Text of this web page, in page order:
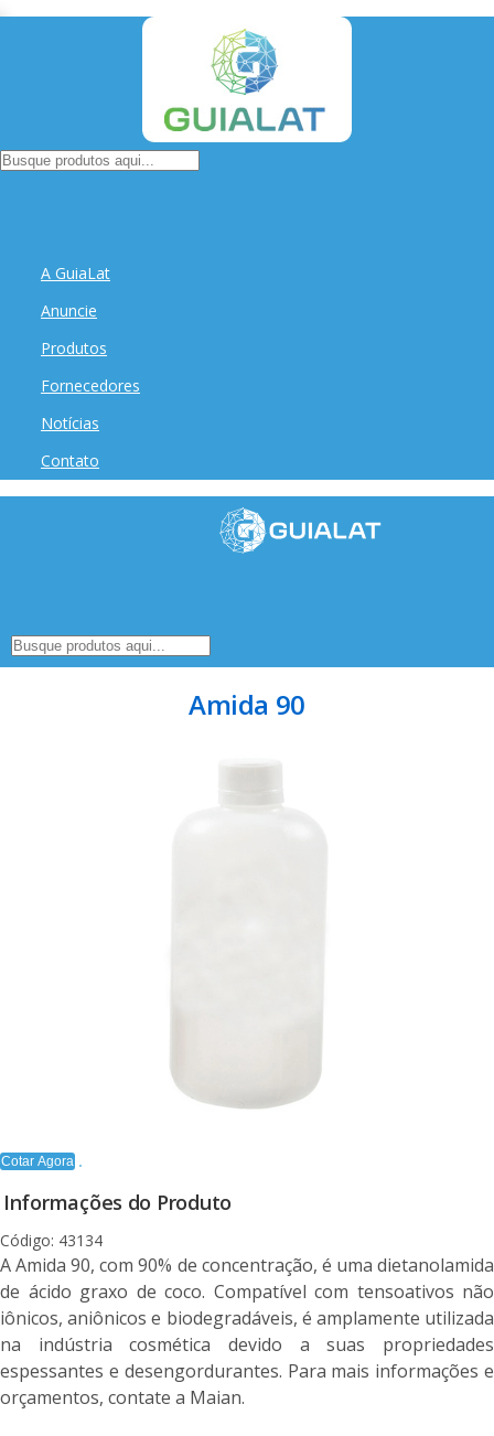
A GuiaLat
Anuncie
Produtos
Fornecedores
Notícias
Contato
Amida 90
Cotar Agora
Informações do Produto
Código: 43134
A Amida 90, com 90% de concentração, é uma dietanolamida
de ácido graxo de coco. Compatível com tensoativos não
iônicos, aniônicos e biodegradáveis, é amplamente utilizada
na indústria cosmética devido a suas propriedades
espessantes e desengordurantes. Para mais informações e
orçamentos, contate a Maian.